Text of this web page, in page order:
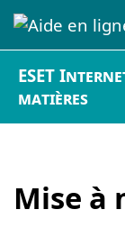
ESET
matières
Mise à